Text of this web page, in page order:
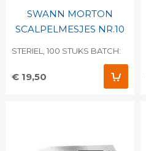
SWANN MORTON
SCALPELMESJES NR.10
STERIEL, 100 STUKS BATCH:
€ 19,50